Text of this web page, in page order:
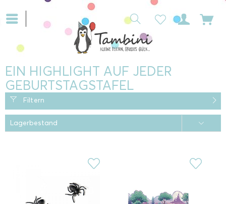
EIN HIGHLIGHT AUF JEDER
GEBURTSTAGSTAFEL
Filtern